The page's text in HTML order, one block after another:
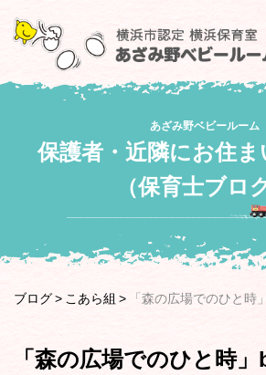
あざみ野ベビールーム
保護者・近隣にお住
（保育士ブロ
ブログ こあら組 「森の広場でのひと時
「森の広場でのひと時